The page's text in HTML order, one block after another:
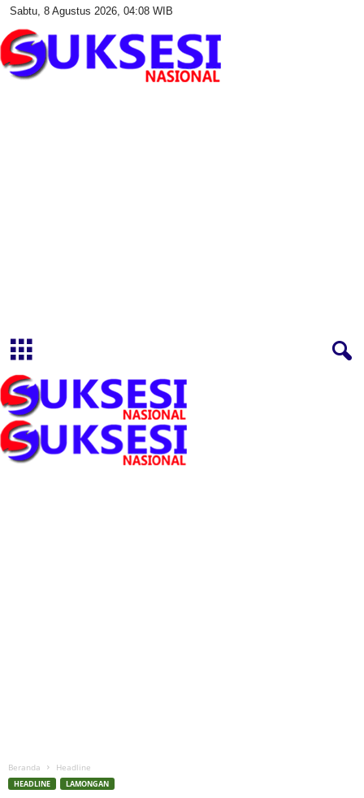
Sabtu, 8 Agustus 2026, 04:08 WIB
Beranda Headline
HEADLINE LAMONGAN